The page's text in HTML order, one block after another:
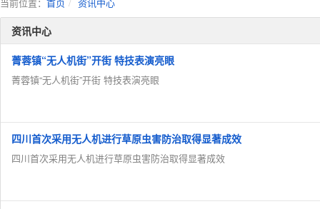
资讯中心
菁蓉镇“无人机街”开街 特技表演亮眼
菁蓉镇“无人机街”开街 特技表演亮眼
四川首次采用无人机进行草原虫害防治取得显著成效
四川首次采用无人机进行草原虫害防治取得显著成效